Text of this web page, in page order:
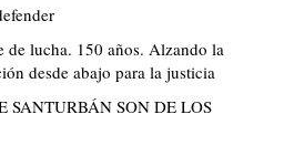
de lucha. 150 años. Alzando la
desde abajo para la justicia
SANTURBÁN SON DE LOS